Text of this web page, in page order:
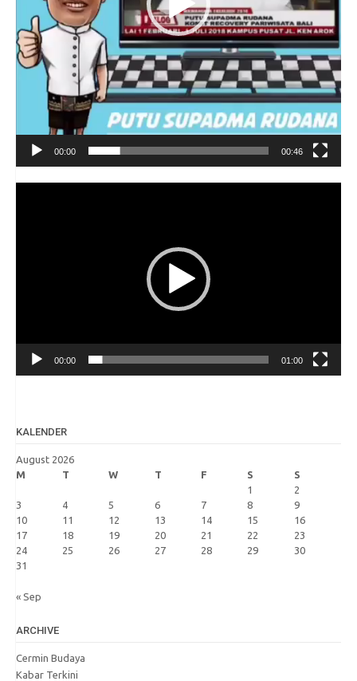
00:00 00:46
00:00 01:00
KALENDER
August 2026
M
T W T F S
S
1
2
3
4 5 6 7 8
9
10
11 12 13 14 15
16
17
18 19 20 21 22
23
24
25 26 27 28 29
30
31
« Sep
ARCHIVE
Cermin Budaya
Kabar Terkini